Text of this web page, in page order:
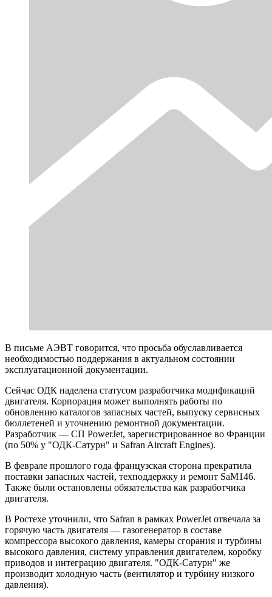
В письме АЭВТ говорится, что просьба обуславливается
необходимостью поддержания в актуальном состоянии
эксплуатационной документации.
Сейчас ОДК наделена статусом разработчика модификаций
двигателя. Корпорация может выполнять работы по
обновлению каталогов запасных частей, выпуску сервисных
бюллетеней и уточнению ремонтной документации.
Разработчик — СП PowerJet, зарегистрированное во Франции
(по 50% у "ОДК-Сатурн" и Safran Aircraft Engines).
В феврале прошлого года французская сторона прекратила
поставки запасных частей, техподдержку и ремонт SaM146.
Также были остановлены обязательства как разработчика
двигателя.
В Ростехе уточнили, что Safran в рамках PowerJet отвечала за
горячую часть двигателя — газогенератор в составе
компрессора высокого давления, камеры сгорания и турбины
высокого давления, систему управления двигателем, коробку
приводов и интеграцию двигателя. "ОДК-Сатурн" же
производит холодную часть (вентилятор и турбину низкого
давления).